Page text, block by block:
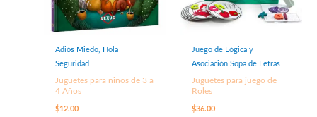
Adiós Miedo, Hola
Seguridad
Juguetes para niños de 3 a
4 Años
$12.00
Juego de Lógica y
Asociación Sopa de Letras
Juguetes para juego de
Roles
$36.00